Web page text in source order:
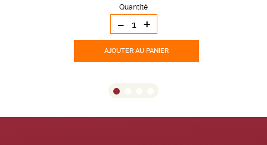
Quantité
- +
AJOUTER AU PANIER